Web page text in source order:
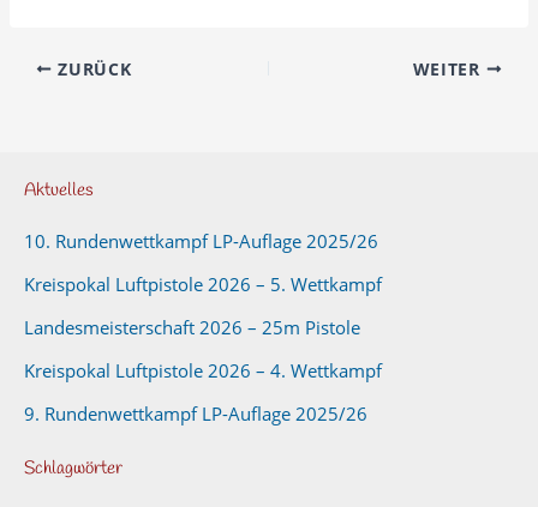
ZURÜCK WEITER
Aktuelles
10. Rundenwettkampf LP-Auflage 2025/26
Kreispokal Luftpistole 2026 – 5. Wettkampf
Landesmeisterschaft 2026 – 25m Pistole
Kreispokal Luftpistole 2026 – 4. Wettkampf
9. Rundenwettkampf LP-Auflage 2025/26
Schlagwörter